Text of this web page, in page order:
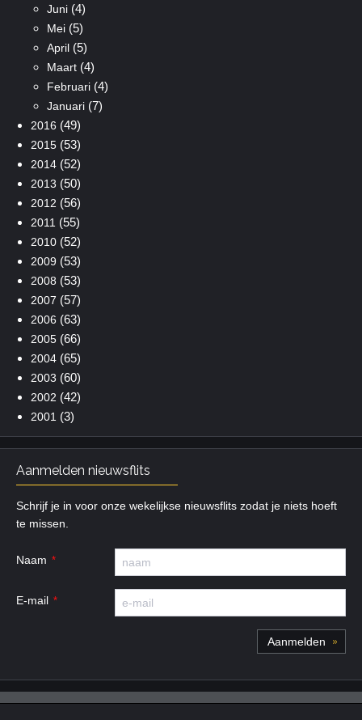
Juni(4)
Mei(5)
April(5)
Maart(4)
Februari(4)
Januari(7)
2016 (49)
2015(53)
2014(52)
2013 (50)
2012 (56)
2011 (55)
2010(52)
2009 (53)
2008 (53)
2007 (57)
2006 (63)
2005(66)
2004(65)
2003 (60)
2002 (42)
2001 (3)
Aanmelden nieuwsflits
Schrijf je in voor onze wekelijkse nieuwsflits zodat je niets hoeft
te missen.
Naam
E-mail